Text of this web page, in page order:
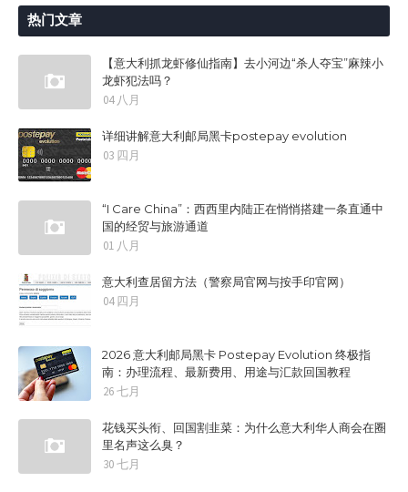
热门文章
【意大利抓龙虾修仙指南】去小河边“杀人夺宝”麻辣小
龙虾犯法吗？
04 八月
详细讲解意大利邮局黑卡postepay evolution
03 四月
“I Care China”：西西里内陆正在悄悄搭建一条直通中
国的经贸与旅游通道
01 八月
意大利查居留方法（警察局官网与按手印官网）
04 四月
2026 意大利邮局黑卡 Postepay Evolution 终极指
南：办理流程、最新费用、用途与汇款回国教程
26 七月
花钱买头衔、回国割韭菜：为什么意大利华人商会在圈
里名声这么臭？
30 七月